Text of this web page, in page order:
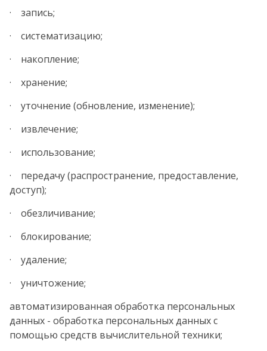
· запись;
· систематизацию;
· накопление;
· хранение;
· уточнение (обновление, изменение);
· извлечение;
· использование;
· передачу (распространение, предоставление,
доступ);
· обезличивание;
· блокирование;
· удаление;
· уничтожение;
автоматизированная обработка персональных
данных - обработка персональных данных с
помощью средств вычислительной техники;